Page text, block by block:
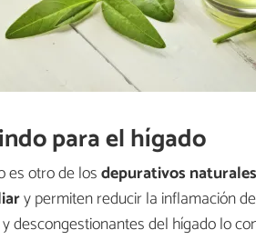
para el hígado
es otro de losdepurativos
y permiten reducir la inflamación
descongestionantes del hígado lo